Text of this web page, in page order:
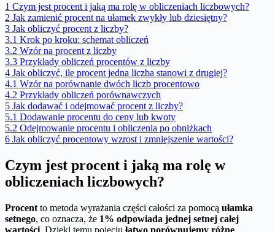
1 Czym jest procent i jaką ma rolę w obliczeniach liczbowych?
2 Jak zamienić procent na ułamek zwykły lub dziesiętny?
3 Jak obliczyć procent z liczby?
3.1 Krok po kroku: schemat obliczeń
3.2 Wzór na procent z liczby
3.3 Przykłady obliczeń procentów z liczby
4 Jak obliczyć, ile procent jedna liczba stanowi z drugiej?
4.1 Wzór na porównanie dwóch liczb procentowo
4.2 Przykłady obliczeń porównawczych
5 Jak dodawać i odejmować procent z liczby?
5.1 Dodawanie procentu do ceny lub kwoty
5.2 Odejmowanie procentu i obliczenia po obniżkach
6 Jak obliczyć procentowy wzrost i zmniejszenie wartości?
Czym jest procent i jaką ma rolę w
obliczeniach liczbowych?
Procent to metoda wyrażania części całości za pomocą ułamka
setnego, co oznacza, że 1% odpowiada jednej setnej całej
wartości . Dzięki temu pojęciu łatwo porównujemy różne